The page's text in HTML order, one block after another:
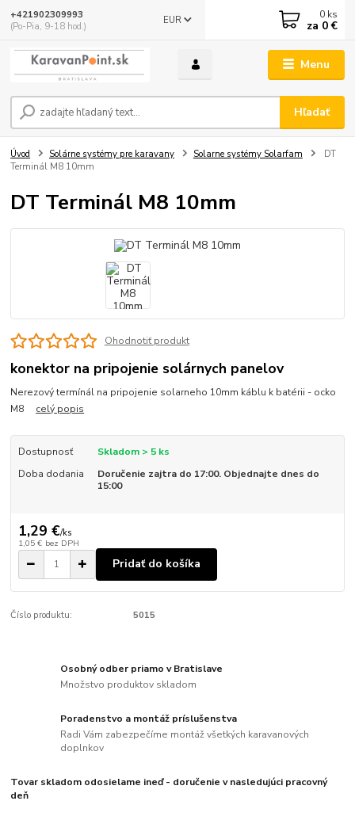
Menu
EUR
Hľadať
+421902309993
(Po-Pia, 9-18 hod.)
0 ks
za 0 €
Úvod Solárne systémy pre karavany Solarne systémy Solarfam
DT
Terminál M8 10mm
DT Terminál M8 10mm
Ohodnotiť produkt
konektor na pripojenie solárnych panelov
Nerezový termínál na pripojenie solarneho 10mm káblu k batérii - ocko
M8 celý popis
Dostupnosť
Skladom > 5 ks
Doba dodania
Doručenie zajtra do 17:00. Objednajte dnes do
15:00
1,29 €/ks
1,05 € bez DPH
Pridať do košíka
Číslo produktu: 5015
Osobný odber priamo v Bratislave
Množstvo produktov skladom
Poradenstvo a montáž príslušenstva
Radi Vám zabezpečíme montáž všetkých karavanových
doplnkov
Tovar skladom odosielame ineď - doručenie v nasledujúci pracovný
deň